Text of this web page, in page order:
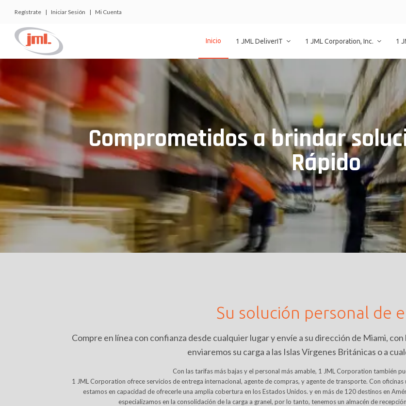
Regístrate | Iniciar Sesión | Mi Cuenta
Inicio 1 JML DeliverIT 1 JML Corporation, Inc. 1
Comprometidos a brindar
Rápido
Su solución personal de
Compre en línea con confianza desde cualquier lugar y envíe a su dirección de Miami,
enviaremos su carga a las Islas Vírgenes Británicas o a
Con las tarifas más bajas y el personal más amable, 1 JML Corporation también
1 JML Corporation ofrece servicios de entrega internacional, agente de compras, y agente de transporte. Con
estamos en capacidad de ofrecerle una amplia cobertura en los Estados Unidos. y en más de 120 destinos en
especializamos en la consolidación de la carga a granel, por lo tanto, tenemos un almacén de